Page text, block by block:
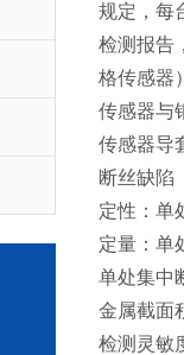
规定，每
检测报告
格传感
传感器与
传感器导
断丝缺
定性：单
定量：单
单处集中
金属截面
检测灵敏